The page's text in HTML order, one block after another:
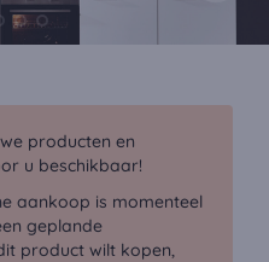
producten en
u beschikbaar!
aankoop is momenteel
geplande
product wilt kopen,